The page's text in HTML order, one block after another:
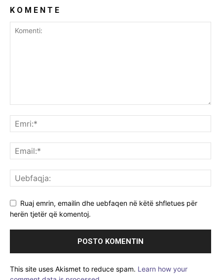
K O M E N T E
Ruaj emrin, emailin dhe uebfaqen në këtë shfletues për
herën tjetër që komentoj.
This site uses Akismet to reduce spam. Learn how your